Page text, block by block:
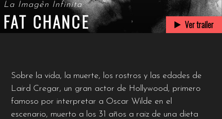
La Imagen Infinita
FAT CHANCE Ver trailer
Sobre la vida, la muerte, los rostros y las edades de
Laird Cregar, un gran actor de Hollywood, primero
famoso por interpretar a Oscar Wilde en el
escenario, muerto a los 31 años a raiz de una dieta